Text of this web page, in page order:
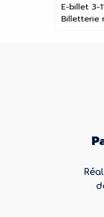
E-billet 3-
Billetterie